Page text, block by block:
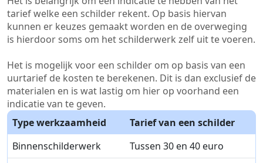
tarief welke een schilder rekent. Op basis hiervan
kunnen er keuzes gemaakt worden en de overweging
is hierdoor soms om het schilderwerk zelf uit te voeren.
Het is mogelijk voor een schilder om op basis van een
uurtarief de kosten te berekenen. Dit is dan exclusief de
materialen en is wat lastig om hier op voorhand een
indicatie van te geven.
Type werkzaamheid
Tarief van een schilder
Binnenschilderwerk
Tussen 30 en 40 euro